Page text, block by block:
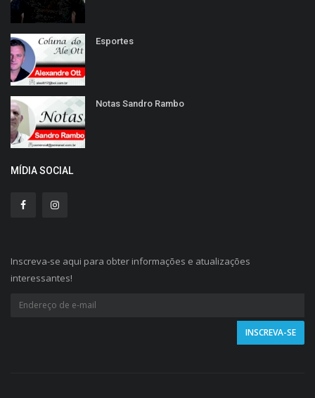
Esportes
Notas Sandro Rambo
MÍDIA SOCIAL
Inscreva-se aqui para obter informações e atualizações
interessantes!